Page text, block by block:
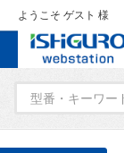
ようこそ ゲスト 様